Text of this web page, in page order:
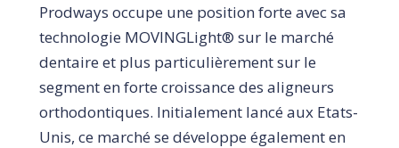
Prodways occupe une position forte avec sa
technologie MOVINGLight® sur le marché
dentaire et plus particulièrement sur le
segment en forte croissance des aligneurs
orthodontiques. Initialement lancé aux Etats-
Unis, ce marché se développe également en